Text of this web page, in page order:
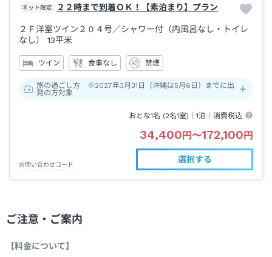
ネット限定 ２２時まで到着ＯＫ！【素泊まり】プラン
２Ｆ洋室ツイン２０４号／シャワー付（内風呂なし・トイレ
なし） 13平米
ツイン 食事なし 禁煙
旅の過ごし方 ※2027年3月31日（沖縄は5月6日）までに出
発の方対象
おとな1名 (2名1室)｜1泊 ｜消費税込
34,400円〜172,100円
お問い合わせコード
選択する
ご注意・ご案内
【料金について】